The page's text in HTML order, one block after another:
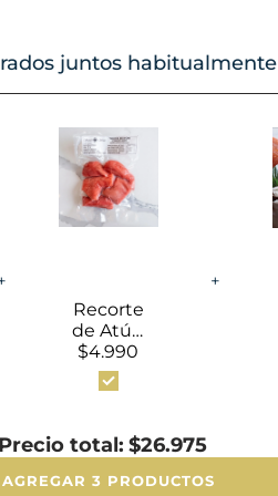
juntos habitualmente
Recorte
de Atún
Aleta
Amarilla
(500g)
$4.990
+
Precio total: $26.975
AGREGAR 3 PRODUCTOS